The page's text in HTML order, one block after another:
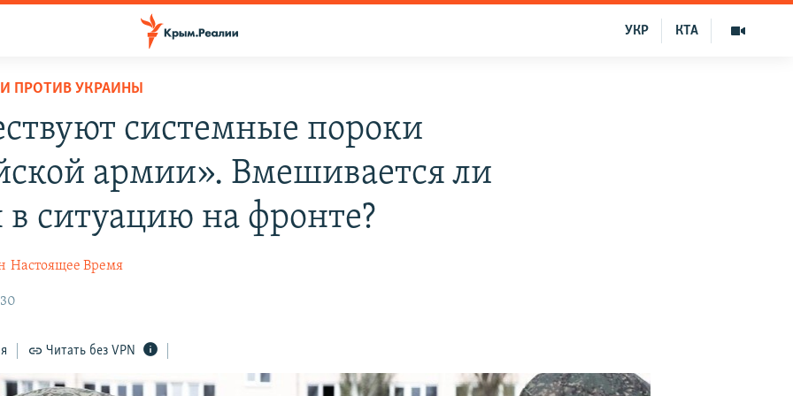
КТА
УКР
ПРОТИВ УКРАИНЫ
системные пороки
армии». Вмешивается ли
ситуацию на фронте?
Настоящее Время
Читать без VPN